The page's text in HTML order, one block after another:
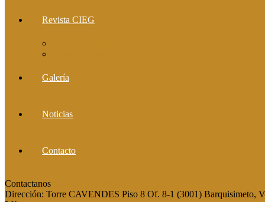
Revista CIEG
Galería
Noticias
Contacto
Contactanos
Dirección: Torre CAVENDES Piso 8 Of. 8-1 (3001) Barquisimeto,